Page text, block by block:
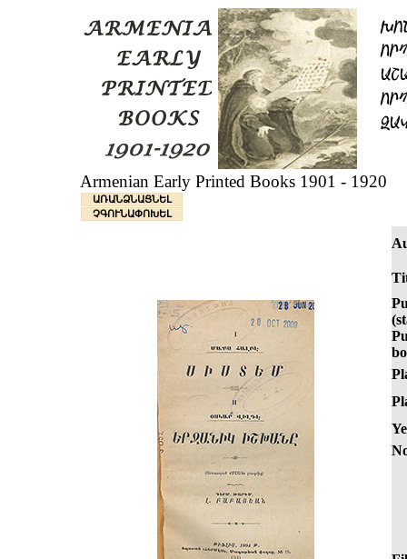
Armenian Early Printed Books 1901 - 1920
ԱՌԱՆՁՆԱՑՆԵԼ
ՉԳՈՒՆԱՓՈԽԵԼ